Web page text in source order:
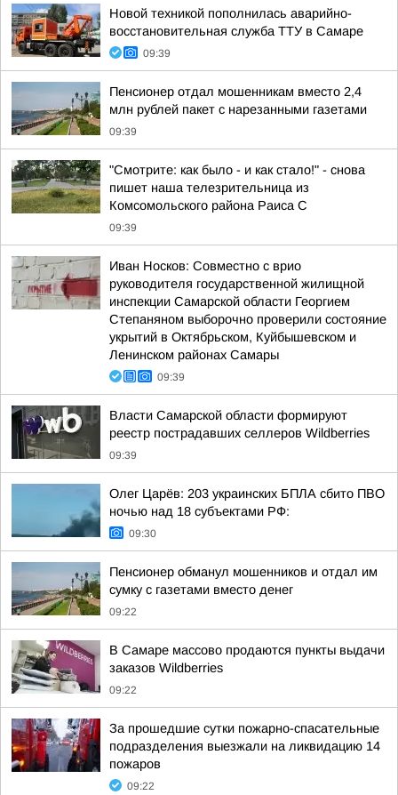
Новой техникой пополнилась аварийно-
восстановительная служба ТТУ в Самаре
09:39
Пенсионер отдал мошенникам вместо 2,4
млн рублей пакет с нарезанными газетами
09:39
"Смотрите: как было - и как стало!" - снова
пишет наша телезрительница из
Комсомольского района Раиса С
09:39
Иван Носков: Совместно с врио
руководителя государственной жилищной
инспекции Самарской области Георгием
Степаняном выборочно проверили состояние
укрытий в Октябрьском, Куйбышевском и
Ленинском районах Самары
09:39
Власти Самарской области формируют
реестр пострадавших селлеров Wildberries
09:39
Олег Царёв: 203 украинских БПЛА сбито ПВО
ночью над 18 субъектами РФ:
09:30
Пенсионер обманул мошенников и отдал им
сумку с газетами вместо денег
09:22
В Самаре массово продаются пункты выдачи
заказов Wildberries
09:22
За прошедшие сутки пожарно-спасательные
подразделения выезжали на ликвидацию 14
пожаров
09:22